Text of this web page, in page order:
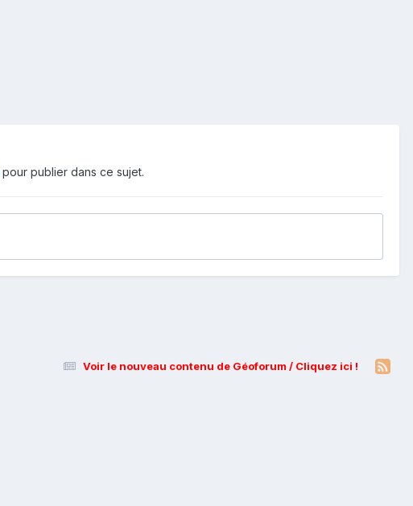
pour publier dans ce sujet.
Voir le nouveau contenu de Géoforum / Cliquez ici !